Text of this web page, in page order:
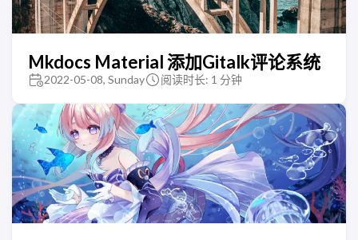
Mkdocs Material 添加Gitalk评论系统
2022-05-08, Sunday 阅读时长: 1 分钟